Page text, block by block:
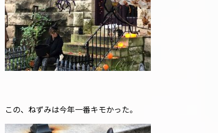
この、ねずみは今年一番キモかった。